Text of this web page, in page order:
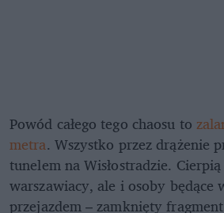
Powód całego tego chaosu to
metra. Wszystko przez drążenie
tunelem na Wisłostradzie.
warszawiacy, ale i osoby
przejazdem – zamknięty